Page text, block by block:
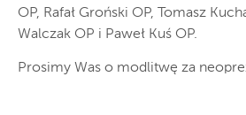
OP, Rafał Groński OP, Tomasz
Walczak OP i Paweł Kuś OP.
Prosimy Was o modlitwę za